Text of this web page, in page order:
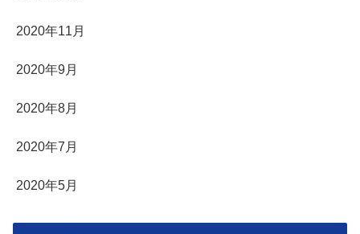
2020年11月
2020年9月
2020年8月
2020年7月
2020年5月